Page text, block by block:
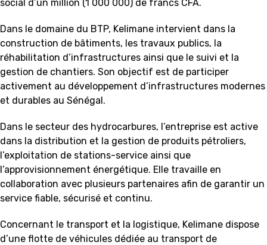
social d’un million (1 000 000) de francs CFA.
Dans le domaine du BTP, Kelimane intervient dans la
construction de bâtiments, les travaux publics, la
réhabilitation d’infrastructures ainsi que le suivi et la
gestion de chantiers. Son objectif est de participer
activement au développement d’infrastructures modernes
et durables au Sénégal.
Dans le secteur des hydrocarbures, l’entreprise est active
dans la distribution et la gestion de produits pétroliers,
l’exploitation de stations-service ainsi que
l’approvisionnement énergétique. Elle travaille en
collaboration avec plusieurs partenaires afin de garantir un
service fiable, sécurisé et continu.
Concernant le transport et la logistique, Kelimane dispose
d’une flotte de véhicules dédiée au transport de